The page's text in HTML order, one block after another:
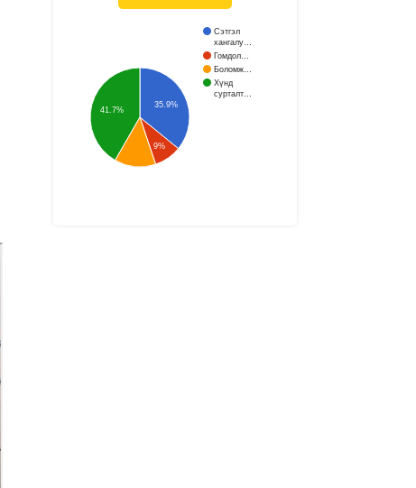
Сэтгэл
хангалу…
Гомдол…
Боломж…
Хүнд
сурталт…
35.9%
9%
41.7%